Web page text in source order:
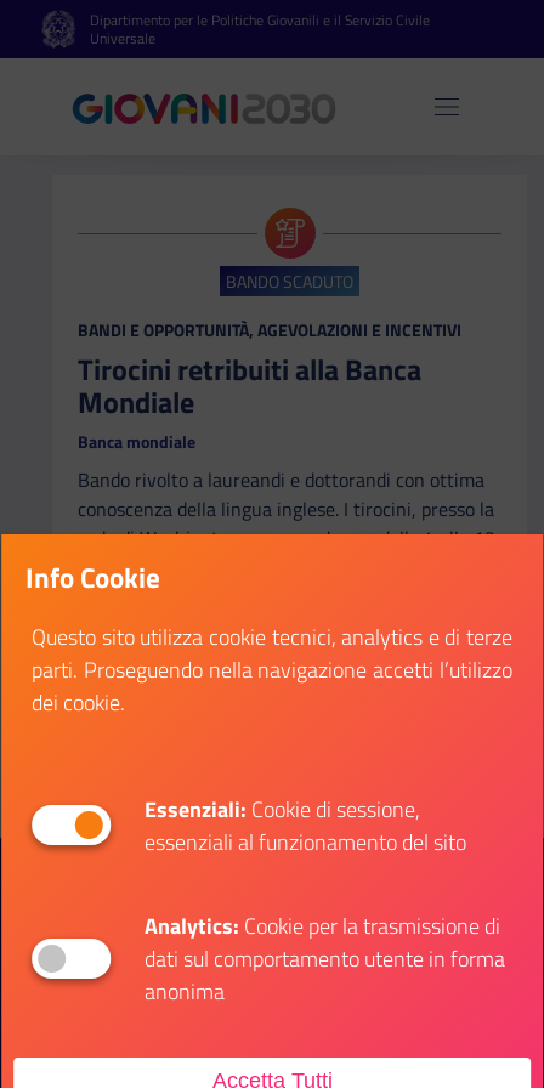
Vai al contenuto principale
Vai al footerDipartimento per le Politiche Giovanili e il Servizio Civile
Universale
Apri
BANDO SCADUTO
CATEGORIA:
BANDI E OPPORTUNITÀ, AGEVOLAZIONI E INCENTIVI
Tirocini retribuiti alla Banca
Mondiale
Banca mondiale
Bando rivolto a laureandi e dottorandi con ottima
conoscenza della lingua inglese. I tirocini, presso la
sede di Washington, possono durare dalle 4 alle 12
settimane, e si prevedono retribuzione e indennità
per le spese di viaggio.
Data inizio:
01 dicembre 2021
Data fine:
31 gennaio 2022
Contatti
Info Cookie
Questo sito utilizza cookie tecnici, analytics e di terze
parti. Proseguendo nella navigazione accetti l’utilizzo
dei cookie.
Essenziali: Cookie di sessione,
essenziali al funzionamento del sito
Analytics: Cookie per la trasmissione di
dati sul comportamento utente in forma
anonima
Accetta Tutti